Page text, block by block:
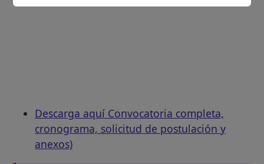
Descarga aquí Convocatoria completa,
cronograma, solicitud de postulación y
anexos)